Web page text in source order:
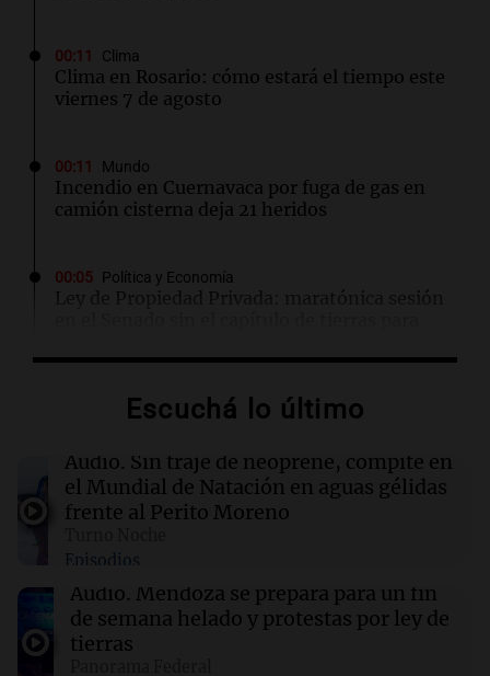
00:11 Clima
Clima en Rosario: cómo estará el tiempo este
viernes 7 de agosto
00:11 Mundo
Incendio en Cuernavaca por fuga de gas en
camión cisterna deja 21 heridos
00:05 Política y Economía
Ley de Propiedad Privada: maratónica sesión
Clima
viernes 7 de agosto
00:00 Clima
viernes 7 de agosto
23:50 Deportes
Manuel Tripano se consagró nuevamente
Escuchá lo último
Audio. Sin traje de neoprene, compite en
el Mundial de Natación en aguas gélidas
frente al Perito Moreno
Episodios
Audio. Mendoza se prepara para un fin
de semana helado y protestas por ley de
tierras